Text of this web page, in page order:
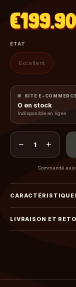
€199.90
ÉTAT
Excellent
SITE E-
0 en stock
Indisponible en ligne
− 1 +
Commandé
LIVRAISON ET